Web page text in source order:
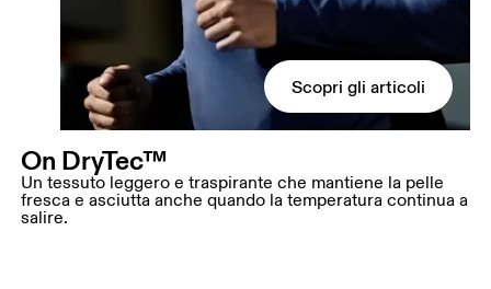
Scopri gli articoli
On DryTec™
Un tessuto leggero e traspirante che mantiene la pelle
fresca e asciutta anche quando la temperatura continua a
salire.